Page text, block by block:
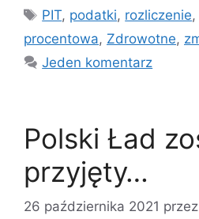
Tagi
PIT, podatki, rozliczenie,
procentowa, Zdrowotne,
Jeden komentarz
Polski Ład
przyjęty…
26 października 2021 przez